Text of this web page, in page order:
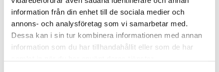
information från din enhet till de sociala medier och
annons- och analysföretag som vi samarbetar med.
Dessa kan i sin tur kombinera informationen med annan
information som du har tillhandahållit eller som de har
vadstena.pastorat@svenskakyrkan.se
Besök hemsida
Lasarettsgatan 5, 592 30 Vadstena